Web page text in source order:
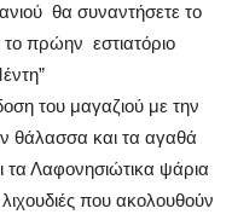
θα συναντήσετε το
το πρώην εστιατόριο
του μαγαζιού με την
θάλασσα και τα αγαθά
τα Λαφονησιώτικα ψάρια
που ακολουθούν